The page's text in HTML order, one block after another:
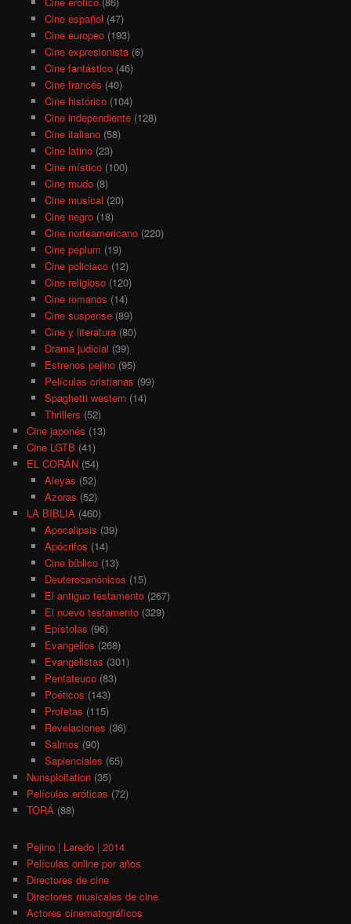
Cine español (47)
Cine europeo(193)
Cine expresionista(6)
Cine fantástico(46)
Cine francés (40)
Cine histórico(104)
Cine independiente(128)
Cine italiano(58)
Cine latino(23)
Cine místico(100)
Cine mudo(8)
Cine musical (20)
Cine negro(18)
Cine norteamericano(220)
Cine peplum (19)
Cine policiaco(12)
Cine religioso(120)
Cine romanos (14)
Cine suspense(89)
Cine y literatura(80)
Drama judicial (39)
Estrenos pejino(95)
Películas cristianas (99)
Spaghetti western(14)
Thrillers (52)
Cine japonés (13)
Cine LGTB (41)
EL CORÁN (54)
Aleyas (52)
Azoras (52)
LA BIBLIA (460)
Apocalipsis (39)
Apócrifos (14)
Cine bíblico(13)
Deuterocanónicos (15)
El antiguo testamento(267)
El nuevo testamento(329)
Epístolas (96)
Evangelios (268)
Evangelistas (301)
Pentateuco(83)
Poéticos (143)
Profetas (115)
Revelaciones (36)
Salmos (90)
Sapienciales (65)
Nunsploitation (35)
Películas eróticas (72)
TORÁ (88)
Pejino | Laredo | 2014
Películas online por años
Directores de cine
Directores musicales de cine
Actores cinematográficos